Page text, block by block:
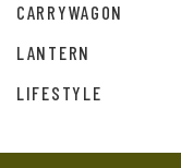
CARRYWAGON
LANTERN
LIFESTYLE